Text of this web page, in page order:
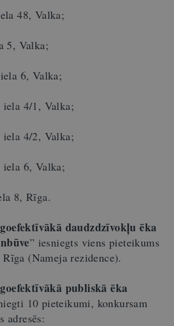
48, Valka;
Valka;
6, Valka;
4/1, Valka;
4/2, Valka;
6, Valka;
8, Rīga.
daudzdzīvokļu ēka
” iesniegts viens pieteikums
(Nameja rezidence).
publiskā ēka
10 pieteikumi, konkursam
adresēs: